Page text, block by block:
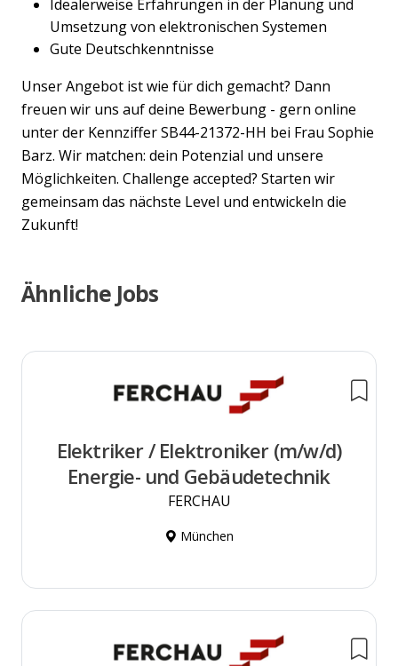
Idealerweise Erfahrungen in der Planung und
Umsetzung von elektronischen Systemen
Gute Deutschkenntnisse
Unser Angebot ist wie für dich gemacht? Dann
freuen wir uns auf deine Bewerbung - gern online
unter der Kennziffer SB44-21372-HH bei Frau Sophie
Barz. Wir matchen: dein Potenzial und unsere
Möglichkeiten. Challenge accepted? Starten wir
gemeinsam das nächste Level und entwickeln die
Zukunft!
Ähnliche Jobs
Elektriker / Elektroniker (m/w/d)
Energie- und Gebäudetechnik
FERCHAU
München